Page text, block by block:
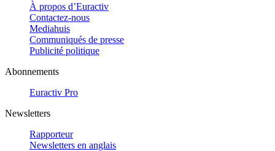
À propos d’Euractiv
Contactez-nous
Mediahuis
Communiqués de presse
Publicité politique
Abonnements
Euractiv Pro
Newsletters
Rapporteur
Newsletters en anglais